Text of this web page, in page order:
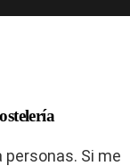
Si me